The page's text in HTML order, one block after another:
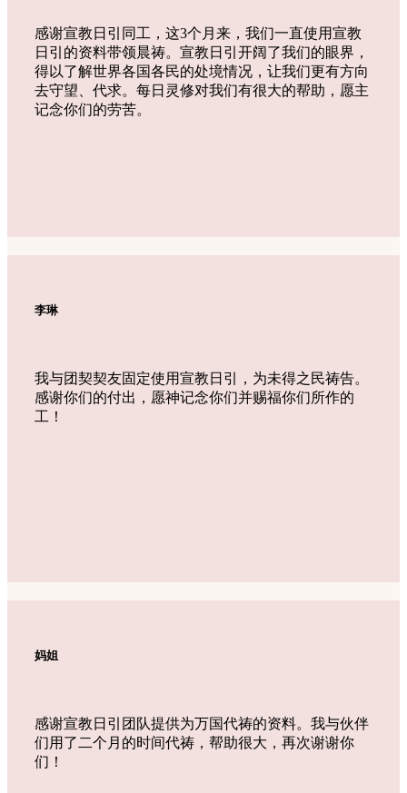
感谢宣教日引同工，这3个月来，我们一直使用宣教
日引的资料带领晨祷。宣教日引开阔了我们的眼界，
得以了解世界各国各民的处境情况，让我们更有方向
去守望、代求。每日灵修对我们有很大的帮助，愿主
记念你们的劳苦。
李琳
我与团契契友固定使用宣教日引，为未得之民祷告。
感谢你们的付出，愿神记念你们并赐福你们所作的
工！
妈姐
感谢宣教日引团队提供为万国代祷的资料。我与伙伴
们用了二个月的时间代祷，帮助很大，再次谢谢你
们！